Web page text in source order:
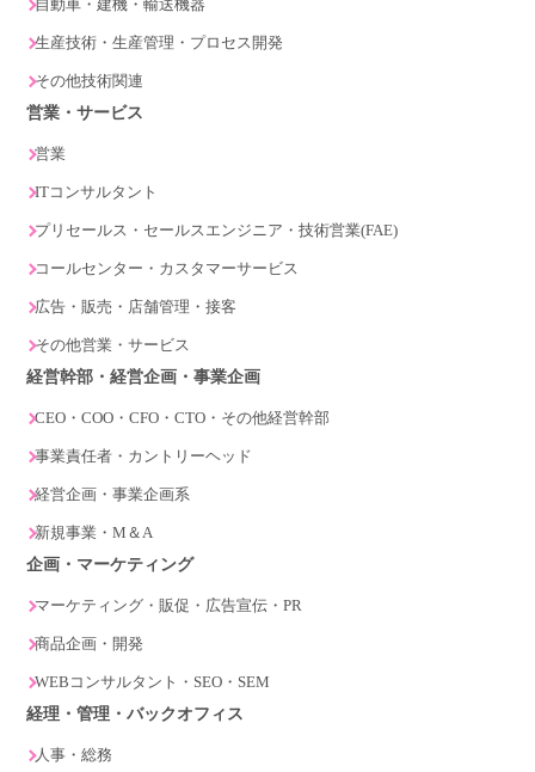
自動車・建機・輸送機器
生産技術・生産管理・プロセス開発
その他技術関連
営業・サービス
営業
ITコンサルタント
プリセールス・セールスエンジニア・技術営業(FAE)
コールセンター・カスタマーサービス
広告・販売・店舗管理・接客
その他営業・サービス
経営幹部・経営企画・事業企画
CEO・COO・CFO・CTO・その他経営幹部
事業責任者・カントリーヘッド
経営企画・事業企画系
新規事業・M＆A
企画・マーケティング
マーケティング・販促・広告宣伝・PR
商品企画・開発
WEBコンサルタント・SEO・SEM
経理・管理・バックオフィス
人事・総務